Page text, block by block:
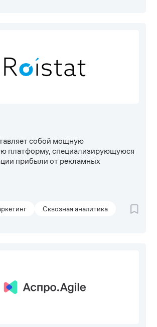
собой мощную
платформу, специализирующуюся
прибыли от рекламных
Сквозная аналитика